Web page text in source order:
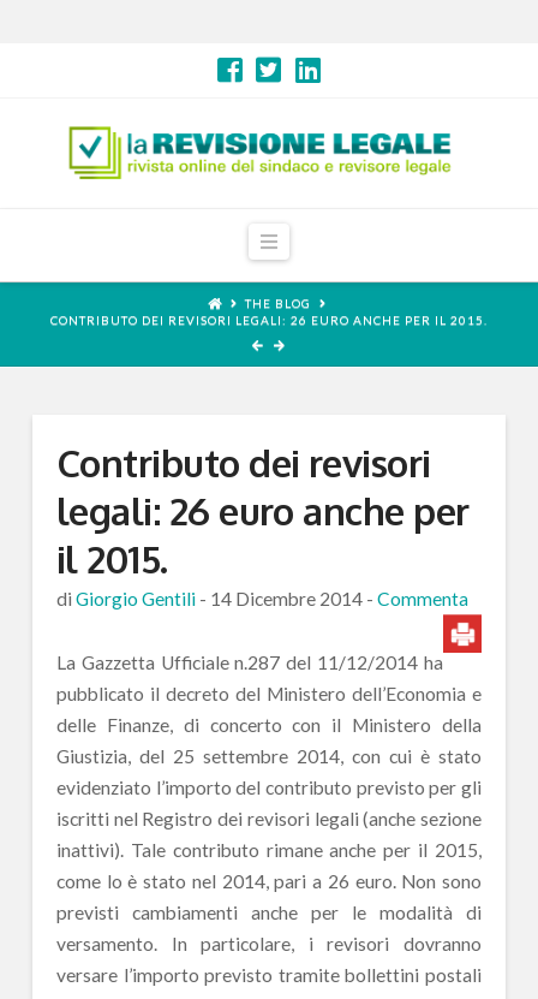
Navigation
THE BLOG
CONTRIBUTO DEI REVISORI LEGALI: 26 EURO ANCHE PER IL 2015.
Contributo dei revisori
legali: 26 euro anche per
il 2015.
di Giorgio Gentili- 14 Dicembre 2014- Commenta
La Gazzetta Ufficiale n.287 del 11/12/2014 ha
pubblicato il decreto del Ministero dell’Economia e
delle Finanze, di concerto con il Ministero della
Giustizia, del 25 settembre 2014, con cui è stato
evidenziato l’importo del contributo previsto per gli
iscritti nel Registro dei revisori legali (anche sezione
inattivi). Tale contributo rimane anche per il 2015,
come lo è stato nel 2014, pari a 26 euro. Non sono
previsti cambiamenti anche per le modalità di
versamento. In particolare, i revisori dovranno
versare l’importo previsto tramite bollettini postali